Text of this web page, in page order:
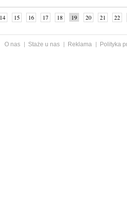
14 15 16 17 18 19 20 21
22
O nas Staże u nas Reklama
Polityka